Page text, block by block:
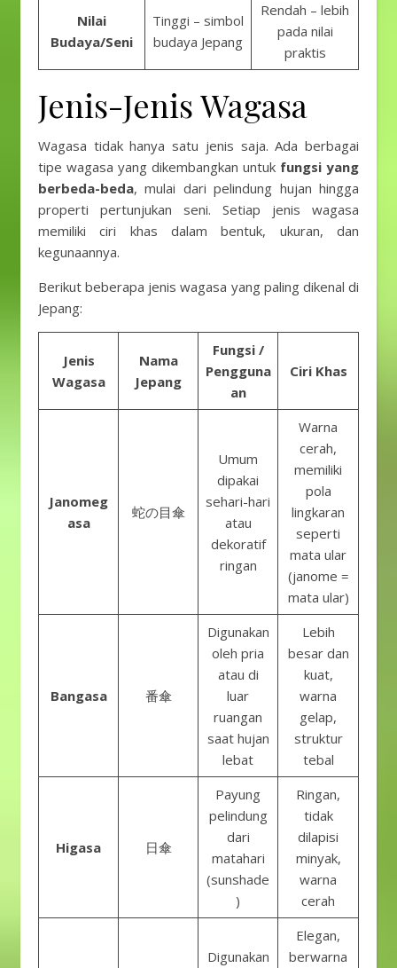
Nilai
Budaya/Seni
Tinggi – simbol
budaya Jepang
Rendah – lebih
pada nilai
praktis
Jenis-Jenis Wagasa
Wagasa tidak hanya satu jenis saja. Ada berbagai
tipe wagasa yang dikembangkan untuk fungsi yang
berbeda-beda, mulai dari pelindung hujan hingga
properti pertunjukan seni. Setiap jenis wagasa
memiliki ciri khas dalam bentuk, ukuran, dan
kegunaannya.
Berikut beberapa jenis wagasa yang paling dikenal di
Jepang:
Jenis
Wagasa
Nama
Jepang
Fungsi /
Pengguna
an
Ciri Khas
Janomeg
asa
蛇の目傘
Umum
dipakai
sehari-hari
atau
dekoratif
ringan
Warna
cerah,
memiliki
pola
lingkaran
seperti
mata ular
(janome =
mata ular)
Bangasa 番傘
Digunakan
oleh pria
atau di
luar
ruangan
saat hujan
lebat
Lebih
besar dan
kuat,
warna
gelap,
struktur
tebal
Higasa 日傘
Payung
pelindung
dari
matahari
(sunshade
)
Ringan,
tidak
dilapisi
minyak,
warna
cerah
Digunakan
Elegan,
berwarna